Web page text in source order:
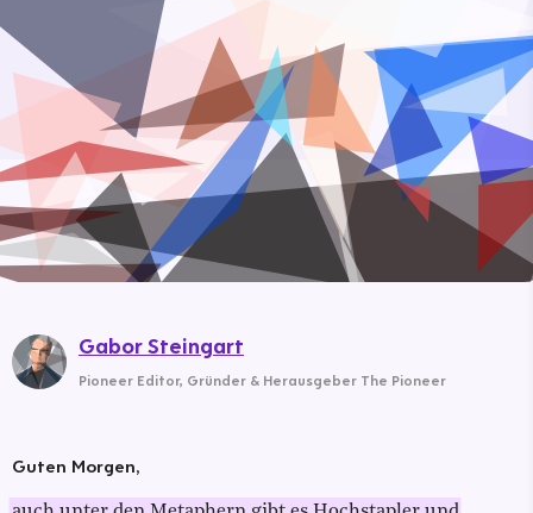
Guten Morgen,
Gabor Steingart
Pioneer Editor, Gründer & Herausgeber The Pioneer